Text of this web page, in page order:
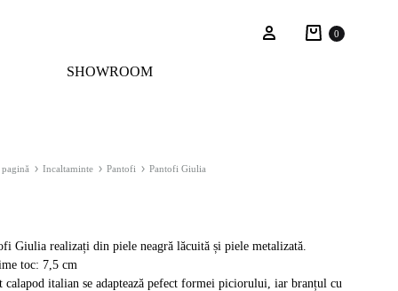
Sign in Cart
0
SHOWROOM
Incaltaminte Pantofi Pantofi Giulia
Giulia realizați din piele neagră lăcuită și piele metalizată.
toc: 7,5 cm
calapod italian se adaptează pefect formei piciorului, iar branțul cu